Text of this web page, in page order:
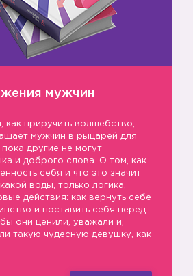
мужчин
как приручить волшебство,
мужчин в рыцарей для
другие не могут
и доброго слова. О том, как
себя и что это значит
воды, только логика,
действия: как вернуть себе
и поставить себя перед
они ценили, уважали и,
такую чудесную девушку, как